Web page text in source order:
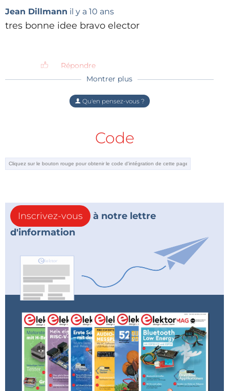
Jean Dillmann il y a 10 ans
tres bonne idee bravo elector
Répondre
Montrer plus
Qu'en pensez-vous ?
Code
Inscrivez-vous
à notre lettre
d'information